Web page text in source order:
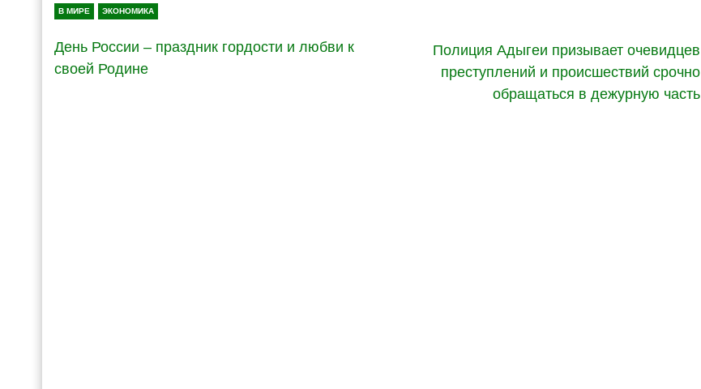
В МИРЕ ЭКОНОМИКА
День России – праздник гордости и любви к
своей Родине
Полиция Адыгеи призывает очевидцев
преступлений и происшествий срочно
обращаться в дежурную часть